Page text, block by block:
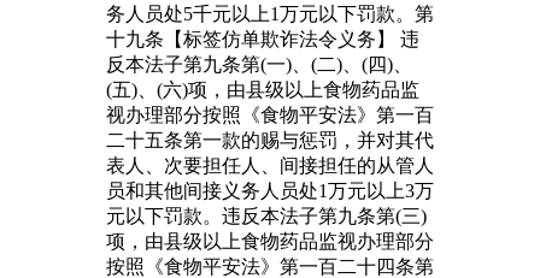
务人员处5千元以上1万元以下罚款。第
十九条【标签仿单欺诈法令义务】 违
反本法子第九条第(一)、(二)、(四)、
(五)、(六)项，由县级以上食物药品监
视办理部分按照《食物平安法》第一百
二十五条第一款的赐与惩罚，并对其代
表人、次要担任人、间接担任的从管人
员和其他间接义务人员处1万元以上3万
元以下罚款。违反本法子第九条第(三)
项，由县级以上食物药品监视办理部分
按照《食物平安法》第一百二十四条第